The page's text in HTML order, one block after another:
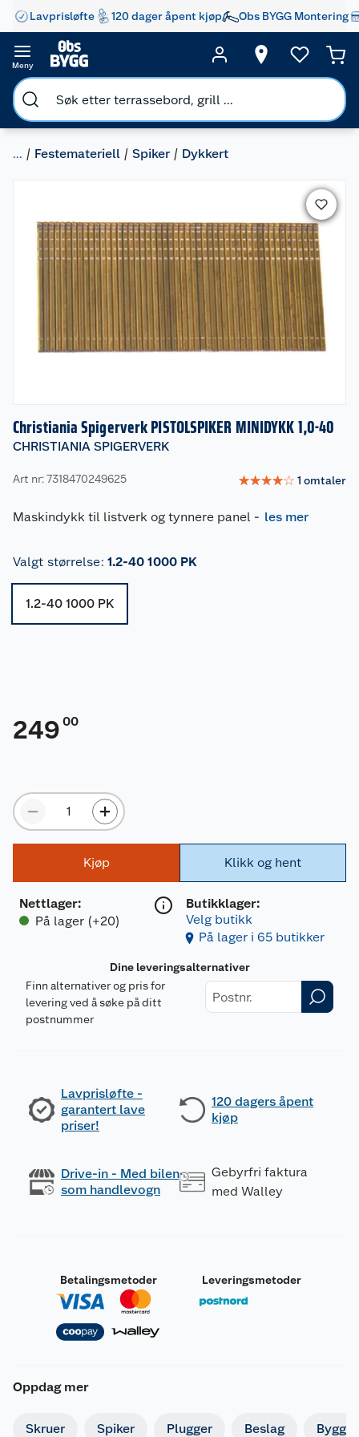
Lavprisløfte 120 dager åpent kjøp Obs BYGG Montering
Meny
... Festemateriell Spiker Dykkert
Christiania Spigerverk PISTOLSPIKER MINIDYKK 1,0-40
CHRISTIANIA SPIGERVERK
Art nr: 7318470249625 ☆☆☆☆☆ 1 omtaler
Maskindykk til listverk og tynnere panel - les mer
Valgt størrelse: 1.2-40 1000 PK
1.2-40 1000 PK
249 00
Kjøp
Nettlager:
På lager (+20)
Klikk og hent
Butikklager:
Velg butikk
På lager i 65 butikker
Dine leveringsalternativer
Finn alternativer og pris for
levering ved å søke på ditt
postnummer
Lavprisløfte -
garantert lave
priser!
120 dagers åpent
kjøp
Drive-in - Med bilen
som handlevogn
Gebyrfri faktura
med Walley
Betalingsmetoder Leveringsmetoder
Oppdag mer
Skruer Spiker Plugger Beslag